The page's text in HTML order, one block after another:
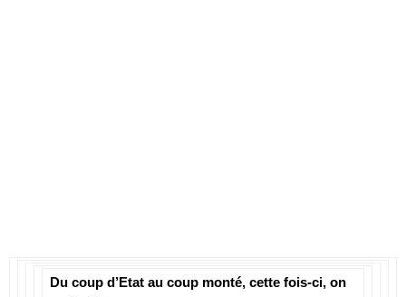
Du coup d’Etat au coup monté, cette fois-ci, on